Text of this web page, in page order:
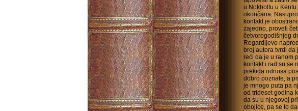
u Nokholtu u
okončana.
kontakt je
zajedno, proveli
četvorogodišnjeg
Regardijevo
broj autora tvrdi da
reći da je u ranom
kontakt i rad su se
prekida odnosa
dobro poznate, a
je mnogo puta pa
od trideset godina
da su u njegovoj
obojice, pa se to